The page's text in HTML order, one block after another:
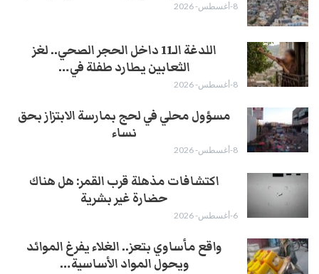
8-أغسطس- 2026
اللدغة الـ11 داخل الحجر الصحي.. لغز
الثعابين يطارد طفلة في…
8-أغسطس- 2026
مسؤول محلي في لحج بمارسة الابتزاز بحق
نساء
8-أغسطس- 2026
اكتشافات مذهلة قرب القمر: هل هناك
حضارة غير بشرية
6-أغسطس- 2026
واقع مأساوي بتعز.. الغلاء يفرغ الموائد
ويحول المواد الأساسية…